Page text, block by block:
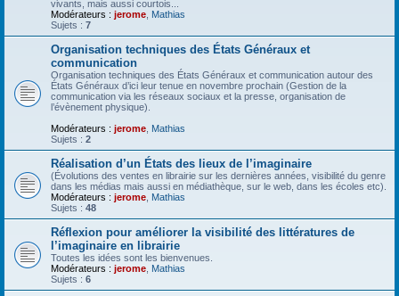
vivants, mais aussi courtois...
Modérateurs : jerome Mathias
Sujets : 7
Organisation techniques des États Généraux et
communication
Organisation techniques des États Généraux et communication autour des
États Généraux d’ici leur tenue en novembre prochain (Gestion de la
communication via les réseaux sociaux et la presse, organisation de
l’évènement physique).
Modérateurs : jerome Mathias
Sujets : 2
Réalisation d’un États des lieux de l’imaginaire
(Évolutions des ventes en librairie sur les dernières années, visibilité du genre
dans les médias mais aussi en médiathèque, sur le web, dans les écoles etc).
Modérateurs : jerome Mathias
Sujets : 48
Réflexion pour améliorer la visibilité des littératures de
l’imaginaire en librairie
Toutes les idées sont les bienvenues.
Modérateurs : jerome Mathias
Sujets : 6